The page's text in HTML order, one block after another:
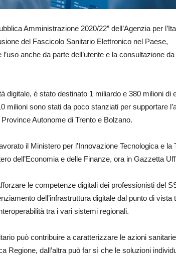
Amministrazione 2020/22” dell’Agenzia per
del Fascicolo Sanitario Elettronico nel Paese,
anche da parte dell’utente e la consultazione
digitale, è stato destinato 1 miliardo e 380 milioni di
milioni sono stati da poco stanziati per supportare
Autonome di Trento e Bolzano.
il Ministero per l’Innovazione Tecnologica e la
dell’Economia e delle Finanze, ora in Gazzetta
le competenze digitali dei professionisti del
dell’infrastruttura digitale dal punto di vista
tra i vari sistemi regionali.
può contribuire a caratterizzare le azioni
Regione, dall’altra può far sì che le soluzioni